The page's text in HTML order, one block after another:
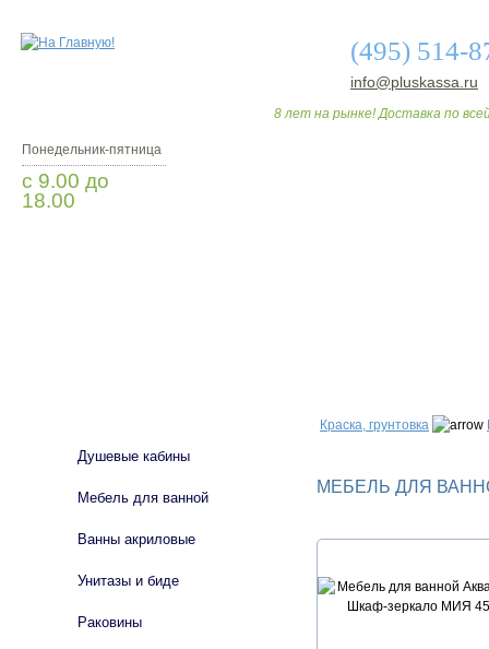
(495) 514-
info@pluskassa.ru
8 лет на рынке! Доставка по
Понедельник-пятница
с 9.00 до
18.00
Краска, грунтовка
МЕБЕЛЬ ДЛЯ
Душевые кабины
Мебель для ванной
Ванны акриловые
Унитазы и биде
Раковины